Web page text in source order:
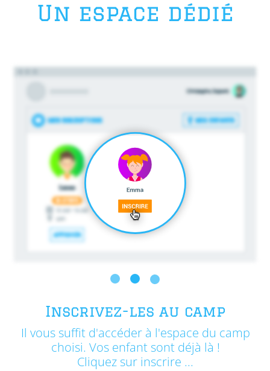
Un espace dédié
Inscrivez-les au camp
Il vous suffit d'accéder à l'espace du camp
choisi. Vos enfant sont déjà là !
Cliquez sur inscrire ...